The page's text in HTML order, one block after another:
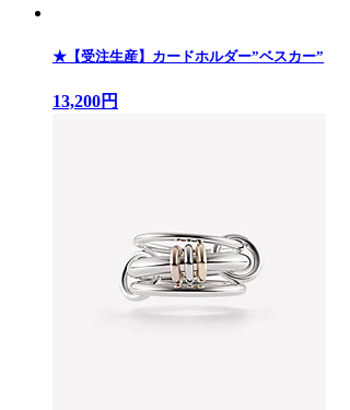
★【受注生産】カードホルダー”ベスカー”
13,200円